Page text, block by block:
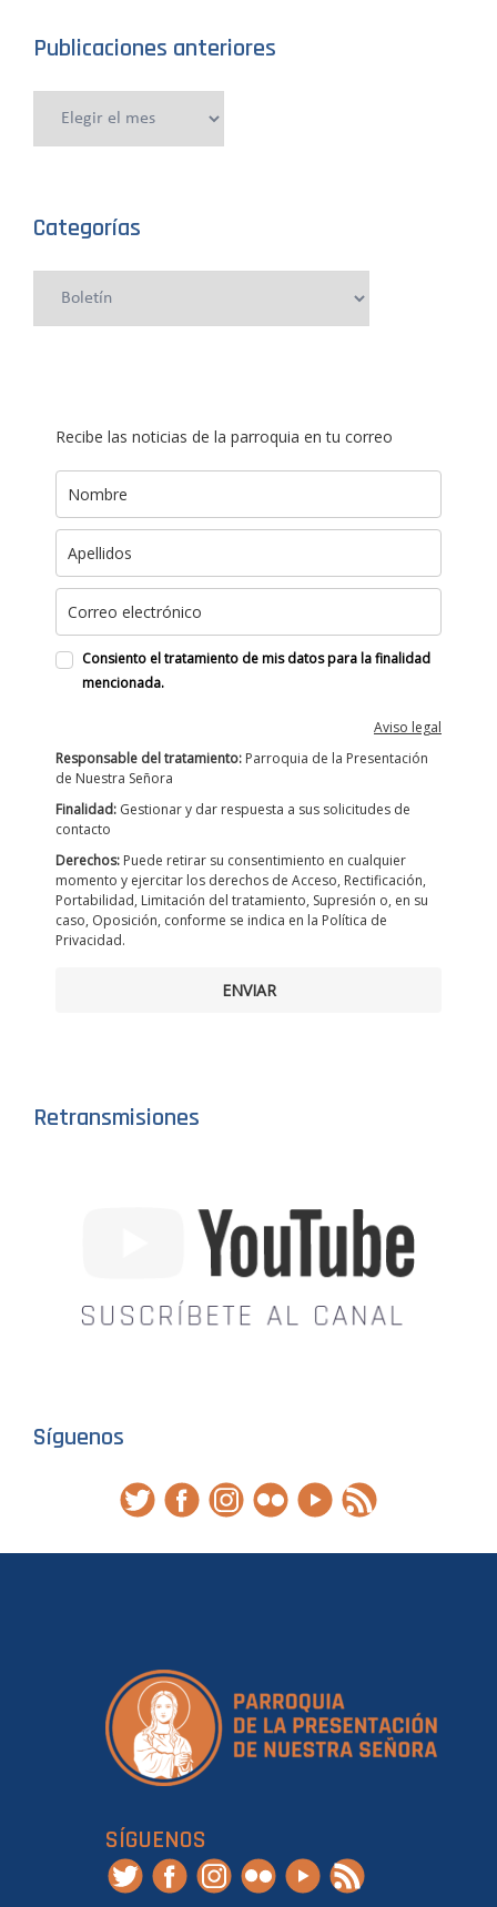
Publicaciones anteriores
Categorías
Recibe las noticias de la parroquia en tu correo
Consiento el tratamiento de mis datos para la finalidad
mencionada.
Aviso legal
Responsable del tratamiento: Parroquia de la Presentación
de Nuestra Señora
Finalidad: Gestionar y dar respuesta a sus solicitudes de
contacto
Derechos: Puede retirar su consentimiento en cualquier
momento y ejercitar los derechos de Acceso, Rectificación,
Portabilidad, Limitación del tratamiento, Supresión o, en su
caso, Oposición, conforme se indica en la Política de
Privacidad.
ENVIAR
Retransmisiones
Síguenos
SÍGUENOS